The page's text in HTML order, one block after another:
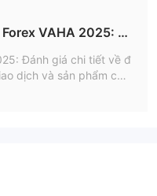
VAHA 2025: C
Đánh giá chi tiết về đ
dịch và sản phẩm của
thời lưu ý rủi ro cao